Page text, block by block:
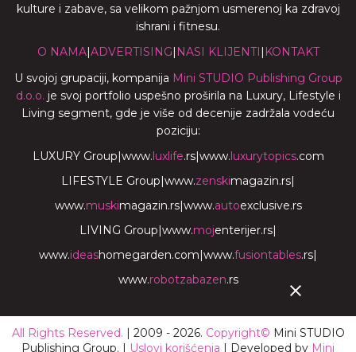
kulture i zabave, sa velikom pažnjom usmerenoj ka zdravoj
ishrani i fitnesu.
O NAMA|ADVERTISING| NASI KLIJENTI | KONTAKT
U svojoj grupaciji, kompanija Mini STUDIO Publishing Group
d.o.o. je svoj portfolio uspešno proširila na Luxury, Lifestyle i
Living segment, gde je više od decenije zadržala vodeću
poziciju:
LUXURY Group|www.luxlife.rs|www.luxurytopics.com
LIFESTYLE Group|www.zenskimagazin.rs|
www.muskimagazin.rs|www.autoexclusive.rs
LIVING Group|www.mojenterijer.rs|
www.ideashomegarden.com|www.fusiontables.rs|
www.robotzabazen.rs
All Rights Reserved. | 2009 - 2026. Copyright© Mini STUDIO
Publishing Group. | Uslovi korišćenja | Developed by Mini